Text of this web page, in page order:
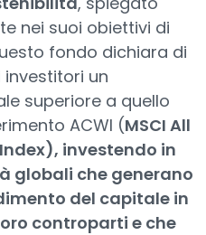
nei suoi obiettivi di
fondo dichiara di
un
superiore a quello
ACWI (MSCI All
investendo in
globali che generano
del capitale in
controparti e che